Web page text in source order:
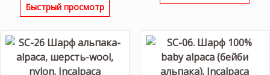
Быстрый просмотр